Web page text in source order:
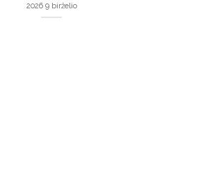
2026 9 birželio